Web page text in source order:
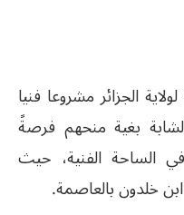
الجزائر مشروعا فنيا
بغية منحهم فرصةً
في الساحة الفنية، حيث
خلدون بالعاصمة.